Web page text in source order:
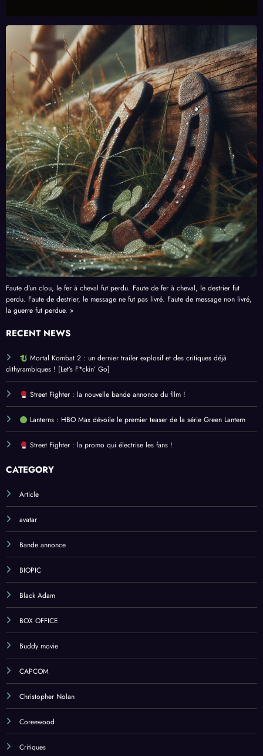
Faute d'un clou, le fer à cheval fut perdu. Faute de fer à cheval, le destrier fut
perdu. Faute de destrier, le message ne fut pas livré. Faute de message non livré,
la guerre fut perdue. »
RECENT NEWS
Mortal Kombat 2 : un dernier trailer explosif et des critiques déjà
dithyrambiques ! [Let’s F*ckin’ Go]
Street Fighter : la nouvelle bande annonce du film !
Lanterns : HBO Max dévoile le premier teaser de la série Green Lantern
Street Fighter : la promo qui électrise les fans !
CATEGORY
Article
avatar
Bande annonce
BIOPIC
Black Adam
BOX OFFICE
Buddy movie
CAPCOM
Christopher Nolan
Coreewood
Critiques